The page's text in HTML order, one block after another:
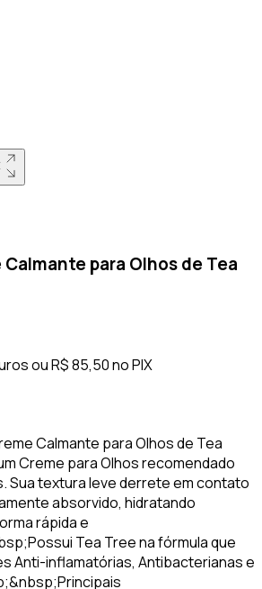
para Olhos de Tea
ouR$ 85,50no PIX
Calmante para Olhos de Tea
Creme para Olhos recomendado
Sua textura leve derrete em contato
absorvido, hidratando
rápida e
Tea Tree na fórmula que
Anti-inflamatórias, Antibacterianas e